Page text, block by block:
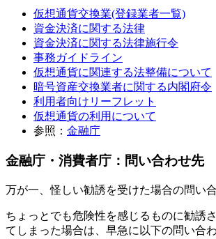
仮想通貨交換業(登録業者一覧)
資金決済に関する法律
資金決済に関する法律施行令
事務ガイドライン
仮想通貨に関連する法整備について
暗号資産交換業者に関する内閣府令
利用者向けリーフレット
仮想通貨の利用について
参照： 金融庁
金融庁・消費者庁：問い合わせ先
万が一、怪しい勧誘を受けた場合の問い
ちょっとでも危険性を感じるものに勧誘
てしまった場合は、早急に以下の問い合